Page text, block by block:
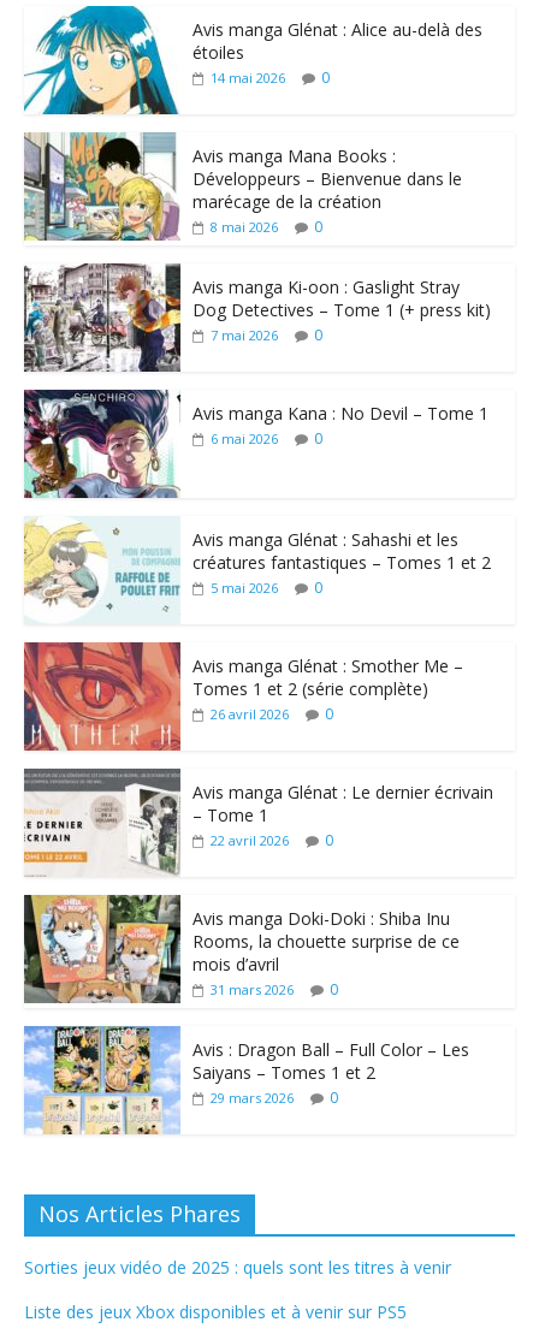
Avis manga Glénat : Alice au-delà des
étoiles
14 mai 2026 0
Avis manga Mana Books :
Développeurs – Bienvenue dans le
marécage de la création
8 mai 2026 0
Avis manga Ki-oon : Gaslight Stray
Dog Detectives – Tome 1 (+ press kit)
7 mai 2026 0
Avis manga Kana : No Devil – Tome 1
6 mai 2026 0
Avis manga Glénat : Sahashi et les
créatures fantastiques – Tomes 1 et 2
5 mai 2026 0
Avis manga Glénat : Smother Me –
Tomes 1 et 2 (série complète)
26 avril 2026 0
Avis manga Glénat : Le dernier écrivain
– Tome 1
22 avril 2026 0
Avis manga Doki-Doki : Shiba Inu
Rooms, la chouette surprise de ce
mois d’avril
31 mars 2026 0
Avis : Dragon Ball – Full Color – Les
Saiyans – Tomes 1 et 2
29 mars 2026 0
Nos Articles Phares
Sorties jeux vidéo de 2025 : quels sont les titres à venir
Liste des jeux Xbox disponibles et à venir sur PS5